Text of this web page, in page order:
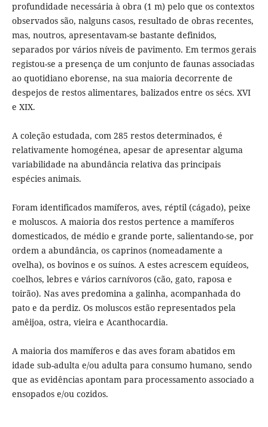
profundidade necessária à obra (1 m) pelo que os contextos
observados são, nalguns casos, resultado de obras recentes,
mas, noutros, apresentavam-se bastante definidos,
separados por vários níveis de pavimento. Em termos gerais
registou-se a presença de um conjunto de faunas associadas
ao quotidiano eborense, na sua maioria decorrente de
despejos de restos alimentares, balizados entre os sécs. XVI
e XIX.
A coleção estudada, com 285 restos determinados, é
relativamente homogénea, apesar de apresentar alguma
variabilidade na abundância relativa das principais
espécies animais.
Foram identificados mamíferos, aves, réptil (cágado), peixe
e moluscos. A maioria dos restos pertence a mamíferos
domesticados, de médio e grande porte, salientando-se, por
ordem a abundância, os caprinos (nomeadamente a
ovelha), os bovinos e os suínos. A estes acrescem equídeos,
coelhos, lebres e vários carnívoros (cão, gato, raposa e
toirão). Nas aves predomina a galinha, acompanhada do
pato e da perdiz. Os moluscos estão representados pela
amêijoa, ostra, vieira e Acanthocardia.
A maioria dos mamíferos e das aves foram abatidos em
idade sub-adulta e/ou adulta para consumo humano, sendo
que as evidências apontam para processamento associado a
ensopados e/ou cozidos.